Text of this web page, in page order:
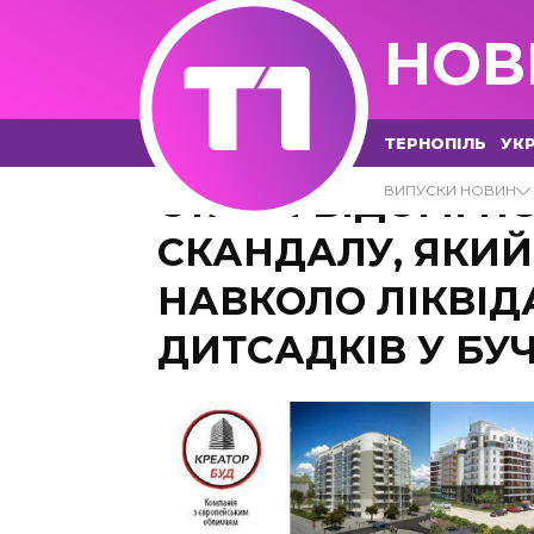
ТЕРНОПІЛЬ
ВИПУСКИ НОВИН
СТАЛИ ВІДОМІ
СКАНДАЛУ,
НАВКОЛО
ДИТСАДКІВ У